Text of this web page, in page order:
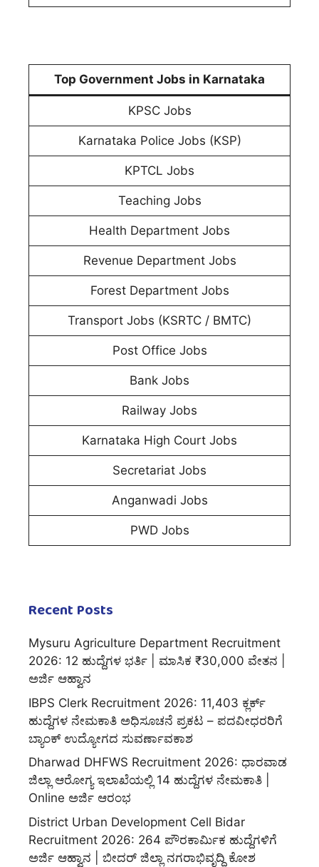
Top Government Jobs in Karnataka
KPSC Jobs
Karnataka Police Jobs (KSP)
KPTCL Jobs
Teaching Jobs
Health Department Jobs
Revenue Department Jobs
Forest Department Jobs
Transport Jobs (KSRTC / BMTC)
Post Office Jobs
Bank Jobs
Railway Jobs
Karnataka High Court Jobs
Secretariat Jobs
Anganwadi Jobs
PWD Jobs
Recent Posts
Mysuru Agriculture Department Recruitment
2026: 12 ಹುದ್ದೆಗಳ ಭರ್ತಿ | ಮಾಸಿಕ ₹30,000 ವೇತನ |
ಅರ್ಜಿ ಆಹ್ವಾನ
IBPS Clerk Recruitment 2026: 11,403 ಕ್ಲರ್ಕ್
ಹುದ್ದೆಗಳ ನೇಮಕಾತಿ ಅಧಿಸೂಚನೆ ಪ್ರಕಟ – ಪದವೀಧರರಿಗೆ
ಬ್ಯಾಂಕ್ ಉದ್ಯೋಗದ ಸುವರ್ಣಾವಕಾಶ
Dharwad DHFWS Recruitment 2026: ಧಾರವಾಡ
ಜಿಲ್ಲಾ ಆರೋಗ್ಯ ಇಲಾಖೆಯಲ್ಲಿ 14 ಹುದ್ದೆಗಳ ನೇಮಕಾತಿ |
Online ಅರ್ಜಿ ಆರಂಭ
District Urban Development Cell Bidar
Recruitment 2026: 264 ಪೌರಕಾರ್ಮಿಕ ಹುದ್ದೆಗಳಿಗೆ
ಅರ್ಜಿ ಆಹ್ವಾನ | ಬೀದರ್ ಜಿಲ್ಲಾ ನಗರಾಭಿವೃದ್ಧಿ ಕೋಶ